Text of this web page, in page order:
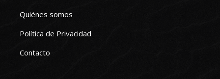
Quiénes somos
Política de Privacidad
Contacto